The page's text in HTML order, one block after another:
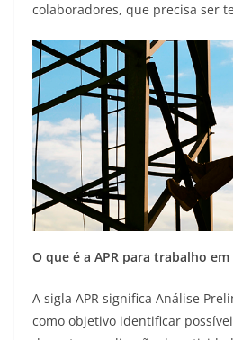
colaboradores, que precisa ser
O que é a APR para trabalho
A sigla APR significa Análise
como objetivo identificar